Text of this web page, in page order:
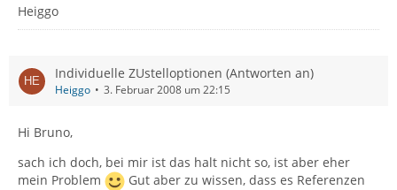
Heiggo
Individuelle ZUstelloptionen (Antworten an)
Heiggo 3. Februar 2008 um 22:15
Hi Bruno,
sach ich doch, bei mir ist das halt nicht so, ist aber eher
mein Problem
Gut aber zu wissen, dass es Referenzen